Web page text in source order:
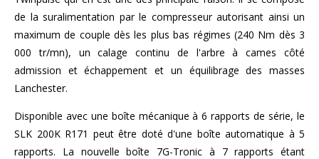
de la suralimentation par le compresseur autorisant ainsi un
maximum de couple dès les plus bas régimes (240 Nm dès 3
000 tr/mn), un calage continu de l'arbre à cames côté
admission et échappement et un équilibrage des masses
Lanchester.
Disponible avec une boîte mécanique à 6 rapports de série, le
SLK 200K R171 peut être doté d'une boîte automatique à 5
rapports. La nouvelle boîte 7G-Tronic à 7 rapports étant